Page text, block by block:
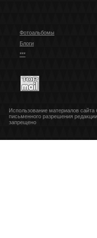
Фотоальбомы
Блоги
***
Использование материалов сайта
письменного разрешения редакции
запрещено